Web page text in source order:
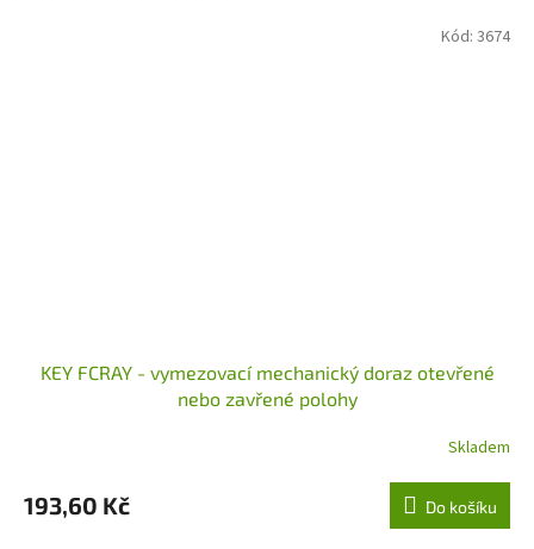
KEY FCRAY - vymezovací mechanický doraz otevřené
nebo zavřené polohy
Skladem
193,60 Kč Do košíku
Kód: 3674